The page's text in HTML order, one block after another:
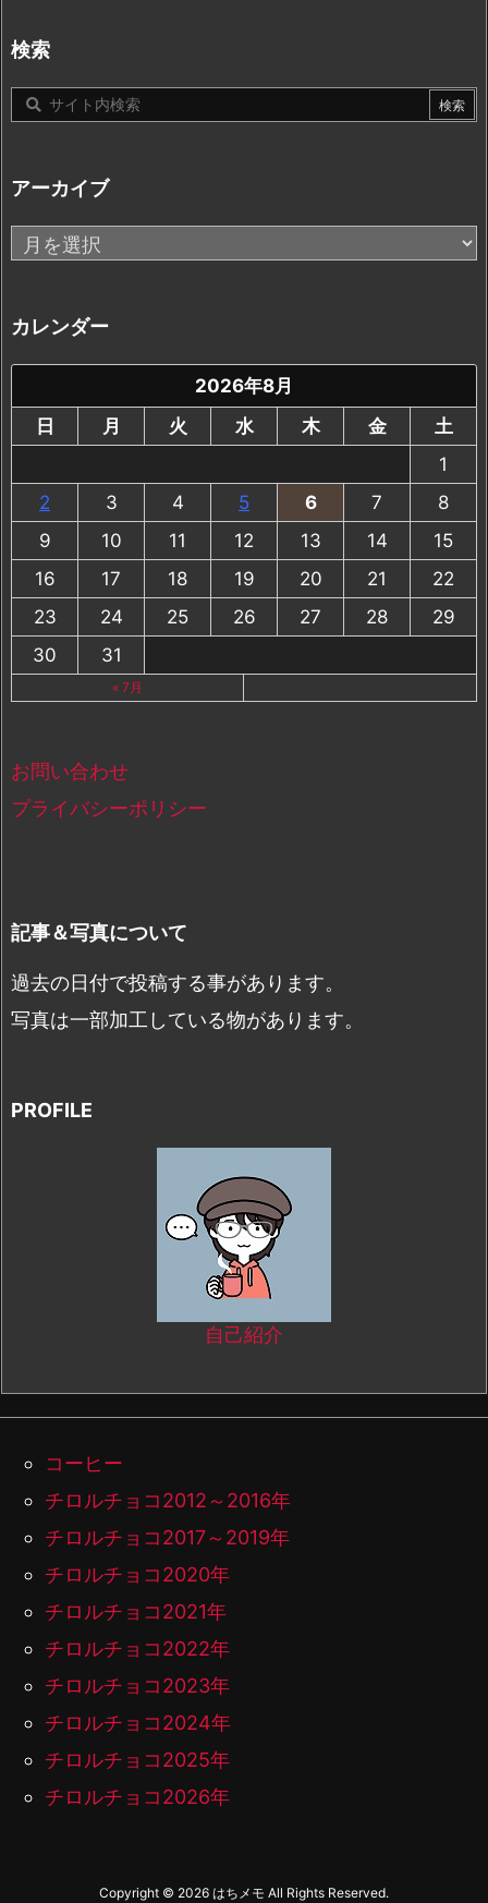
リ
ー
検索
アーカイブ
ア
ー
イ
ブ
カレンダー
2026年8月
日
月 火 水 木 金
土
1
2
3 4 5 6 7
8
9
10 11 12 13 14
15
16
17 18 19 20 21
22
23
24 25 26 27 28
29
30
31
« 7月
お問い合わせ
プライバシーポリシー
記事＆写真について
過去の日付で投稿する事があります。
写真は一部加工している物があります。
PROFILE
自己紹介
コーヒー
チロルチョコ2012～2016年
チロルチョコ2017～2019年
チロルチョコ2020年
チロルチョコ2021年
チロルチョコ2022年
チロルチョコ2023年
チロルチョコ2024年
チロルチョコ2025年
チロルチョコ2026年
Copyright © 2026 はちメモ All Rights Reserved.